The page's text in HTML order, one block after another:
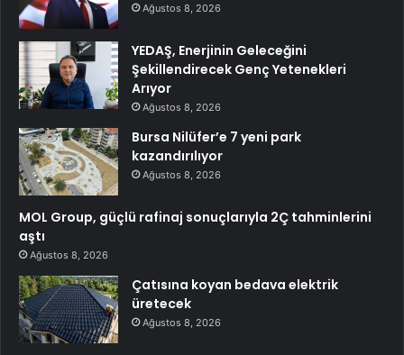
Ağustos 8, 2026
YEDAŞ, Enerjinin Geleceğini
Şekillendirecek Genç Yetenekleri
Arıyor
Ağustos 8, 2026
Bursa Nilüfer’e 7 yeni park
kazandırılıyor
Ağustos 8, 2026
MOL Group, güçlü rafinaj sonuçlarıyla 2Ç tahminlerini
aştı
Ağustos 8, 2026
Çatısına koyan bedava elektrik
üretecek
Ağustos 8, 2026